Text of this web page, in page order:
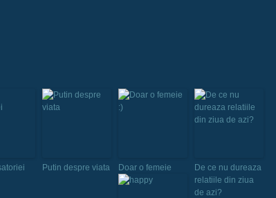
Putin despre viata Doar o femeie
De ce nu dureaza
relatiile din ziua
de azi?